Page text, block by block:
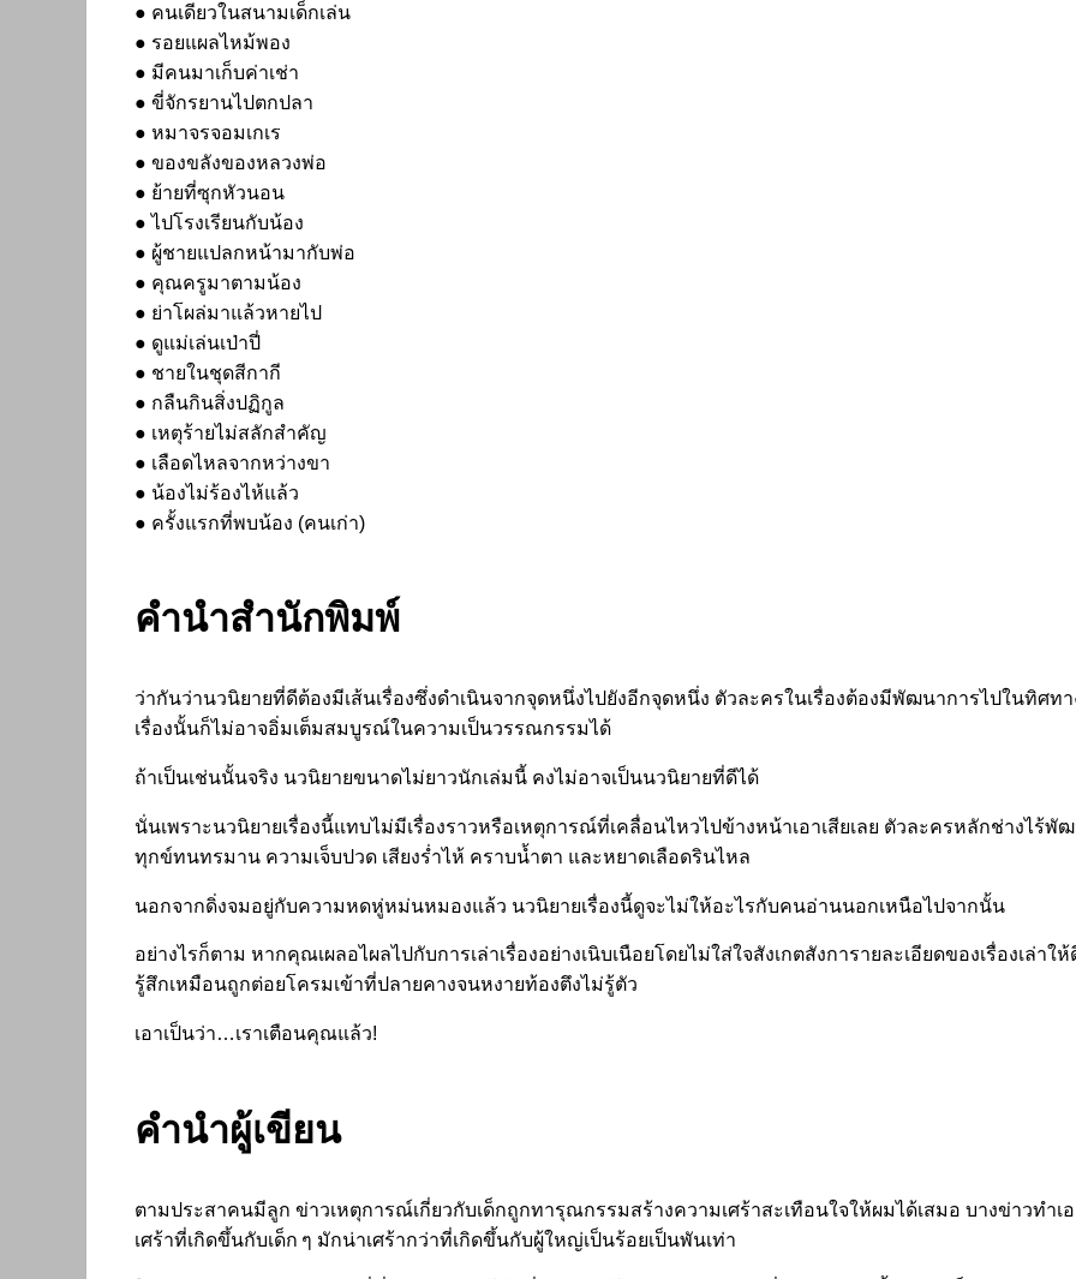
● คนเดียวในสนามเด็กเล่น
● รอยแผลไหม้พอง
● มีคนมาเก็บค่าเช่า
● ขี่จักรยานไปตกปลา
● หมาจรจอมเกเร
● ของขลังของหลวงพ่อ
● ย้ายที่ซุกหัวนอน
● ไปโรงเรียนกับน้อง
● ผู้ชายแปลกหน้ามากับพ่อ
● คุณครูมาตามน้อง
● ย่าโผล่มาแล้วหายไป
● ดูแม่เล่นเป่าปี่
● ชายในชุดสีกากี
● กลืนกินสิ่งปฏิกูล
● เหตุร้ายไม่สลักสำคัญ
● เลือดไหลจากหว่างขา
● น้องไม่ร้องไห้แล้ว
● ครั้งแรกที่พบน้อง (คนเก่า)
คำนำสำนักพิมพ์
ว่ากันว่านวนิยายที่ดีต้องมีเส้นเรื่องซึ่งดำเนินจากจุดหนึ่งไปยังอีกจุดหนึ่ง ตัวละครในเรื่องต้องมีพัฒนาการไปในทิศท
เรื่องนั้นก็ไม่อาจอิ่มเต็มสมบูรณ์ในความเป็นวรรณกรรมได้
ถ้าเป็นเช่นนั้นจริง นวนิยายขนาดไม่ยาวนักเล่มนี้ คงไม่อาจเป็นนวนิยายที่ดีได้
นั่นเพราะนวนิยายเรื่องนี้แทบไม่มีเรื่องราวหรือเหตุการณ์ที่เคลื่อนไหวไปข้างหน้าเอาเสียเลย ตัวละครหลักช่างไร้พั
ทุกข์ทนทรมาน ความเจ็บปวด เสียงร่ำไห้ คราบน้ำตา และหยาดเลือดรินไหล
นอกจากดิ่งจมอยู่กับความหดหู่หม่นหมองแล้ว นวนิยายเรื่องนี้ดูจะไม่ให้อะไรกับคนอ่านนอกเหนือไปจากนั้น
อย่างไรก็ตาม หากคุณเผลอไผลไปกับการเล่าเรื่องอย่างเนิบเนือยโดยไม่ใส่ใจสังเกตสังการายละเอียดของเรื่องเล่า
รู้สึกเหมือนถูกต่อยโครมเข้าที่ปลายคางจนหงายท้องตึงไม่รู้ตัว
เอาเป็นว่า…เราเตือนคุณแล้ว!
คำนำผู้เขียน
ตามประสาคนมีลูก ข่าวเหตุการณ์เกี่ยวกับเด็กถูกทารุณกรรมสร้างความเศร้าสะเทือนใจให้ผมได้เสมอ บางข่าวทำเ
เศร้าที่เกิดขึ้นกับเด็ก ๆ มักน่าเศร้ากว่าที่เกิดขึ้นกับผู้ใหญ่เป็นร้อยเป็นพันเท่า